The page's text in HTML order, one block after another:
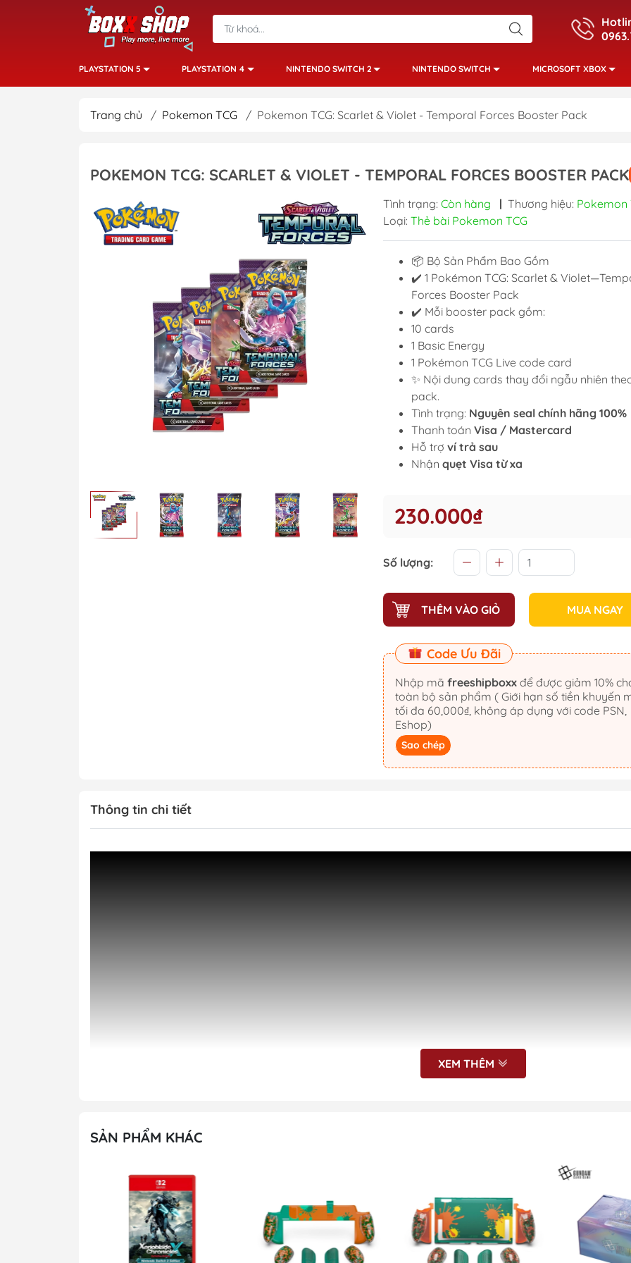
PLAYSTATION 5 PLAYSTATION 4 NINTENDO SWITCH 2 NINTENDO SWITCH MICROSOFT XBOX
Trang chủ / Pokemon TCG / Pokemon TCG: Scarlet & Violet - Temporal Forces Booster Pack
POKEMON TCG: SCARLET & VIOLET - TEMPORAL FORCES BOOSTER PACK
Tình trạng: Còn hàng | Thương hiệu: Pokemon
Loại: Thẻ bài Pokemon TCG
📦 Bộ Sản Phẩm Bao Gồm
✔️ 1 Pokémon TCG: Scarlet &
Forces Booster Pack
✔️ Mỗi booster pack gồm:
10 cards
1 Basic Energy
1 Pokémon TCG Live code card
✨ Nội dung cards thay đổi ngẫu nhiên
pack.
Tình trạng: Nguyên seal chính hãng 100%
Thanh toán Visa / Mastercard
Hỗ trợ ví trả sau
Nhận quẹt Visa từ xa
230.000₫
Số lượng:
THÊM VÀO GIỎ MUA NGAY
Code Ưu Đãi
Nhập mã freeshipboxxđể được giảm 10% cho
toàn bộ sản phẩm ( Giới hạn số tiền khuyến
tối đa 60,000₫, không áp dụng với code PSN,
Eshop)
Sao chép
Thông tin chi tiết
XEM THÊM
SẢN PHẨM KHÁC